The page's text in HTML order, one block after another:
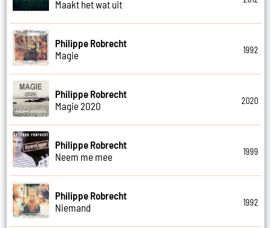
Maakt het wat uit
Philippe Robrecht
Magie
1992
Philippe Robrecht
Magie 2020
2020
Philippe Robrecht
Neem me mee
1999
Philippe Robrecht
Niemand
1992